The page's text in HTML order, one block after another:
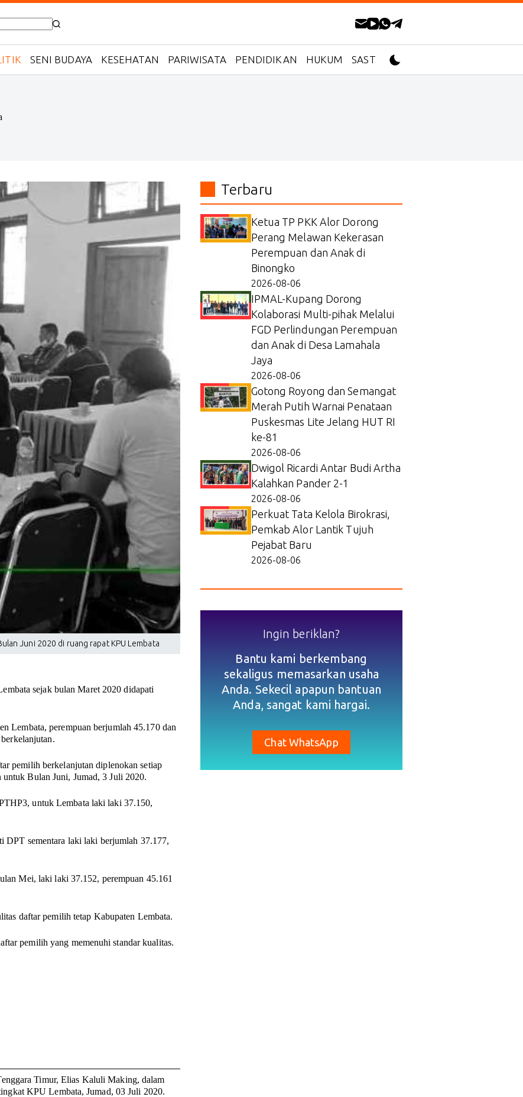
SENI BUDAYA KESEHATAN PARIWISATA PENDIDIKAN HUKUM SASTRA
Juni 2020 di ruang rapat KPU Lembata
sejak bulan Maret 2020 didapati
Lembata, perempuan berjumlah 45.170 dan
pemilih berkelanjutan diplenokan setiap
Bulan Juni, Jumad, 3 Juli 2020.
untuk Lembata laki laki 37.150,
DPT sementara laki laki berjumlah 37.177,
Mei, laki laki 37.152, perempuan 45.161
daftar pemilih tetap Kabupaten Lembata.
pemilih yang memenuhi standar kualitas.
Timur, Elias Kaluli Making, dalam
KPU Lembata, Jumad, 03 Juli 2020.
Terbaru
Ketua TP PKK Alor Dorong
Perang Melawan Kekerasan
Perempuan dan Anak di
Binongko
2026-08-06
IPMAL-Kupang Dorong
Kolaborasi Multi-pihak Melalui
FGD Perlindungan Perempuan
dan Anak di Desa Lamahala
Jaya
2026-08-06
Gotong Royong dan Semangat
Merah Putih Warnai Penataan
Puskesmas Lite Jelang HUT RI
ke-81
2026-08-06
Dwigol Ricardi Antar Budi Artha
Kalahkan Pander 2-1
2026-08-06
Perkuat Tata Kelola Birokrasi,
Pemkab Alor Lantik Tujuh
Pejabat Baru
2026-08-06
Ingin beriklan?
Bantu kami berkembang
sekaligus memasarkan usaha
Anda. Sekecil apapun bantuan
Anda, sangat kami hargai.
Chat WhatsApp